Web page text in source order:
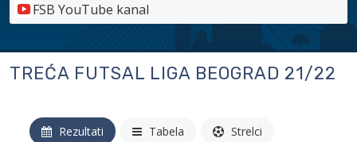
FSB YouTube kanal
TREĆA FUTSAL LIGA BEOGRAD 21/22
Rezultati Tabela Strelci